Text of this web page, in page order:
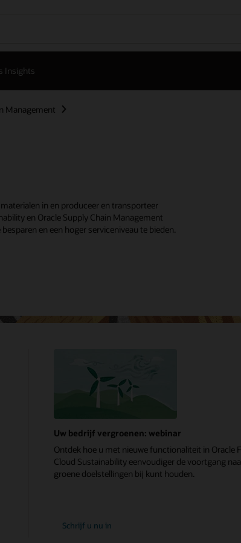
Insights
Management
in en produceer en transporteer
en Oracle Supply Chain Management
en een hoger serviceniveau te bieden.
Uw bedrijf vergroenen: webinar
Ontdek hoe u met nieuwe functionaliteit in Oracle
Cloud Sustainability eenvoudiger de voortgang
groene doelstellingen bij kunt houden.
Schrijf u nu in